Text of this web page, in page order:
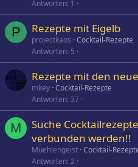
Antworten 1
P Rezepte mit Eigelb
projectkaos Cocktail-Rezepte
Antworten 5
Rezepte mit den
mkey Cocktail-Rezepte
Antworten 37
M
Suche
verbunden werden!!
Muehlengeist Cocktail-
Antworten 2